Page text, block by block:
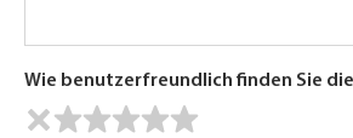
Wie benutzerfreundlich finden Sie